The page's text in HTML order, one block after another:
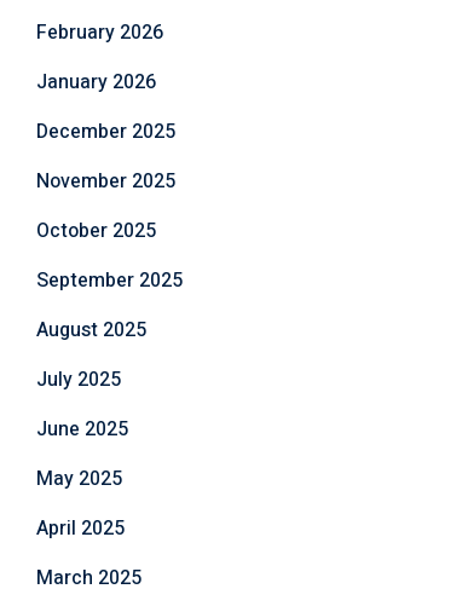
February 2026
January 2026
December 2025
November 2025
October 2025
September 2025
August 2025
July 2025
June 2025
May 2025
April 2025
March 2025